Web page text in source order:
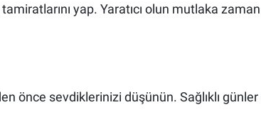
yap. Yaratıcı olun mutlaka
önce sevdiklerinizi düşünün. Sağlıklı